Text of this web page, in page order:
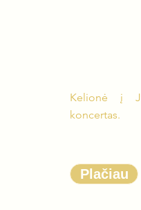
Kelionė į
koncertas.
Plačiau